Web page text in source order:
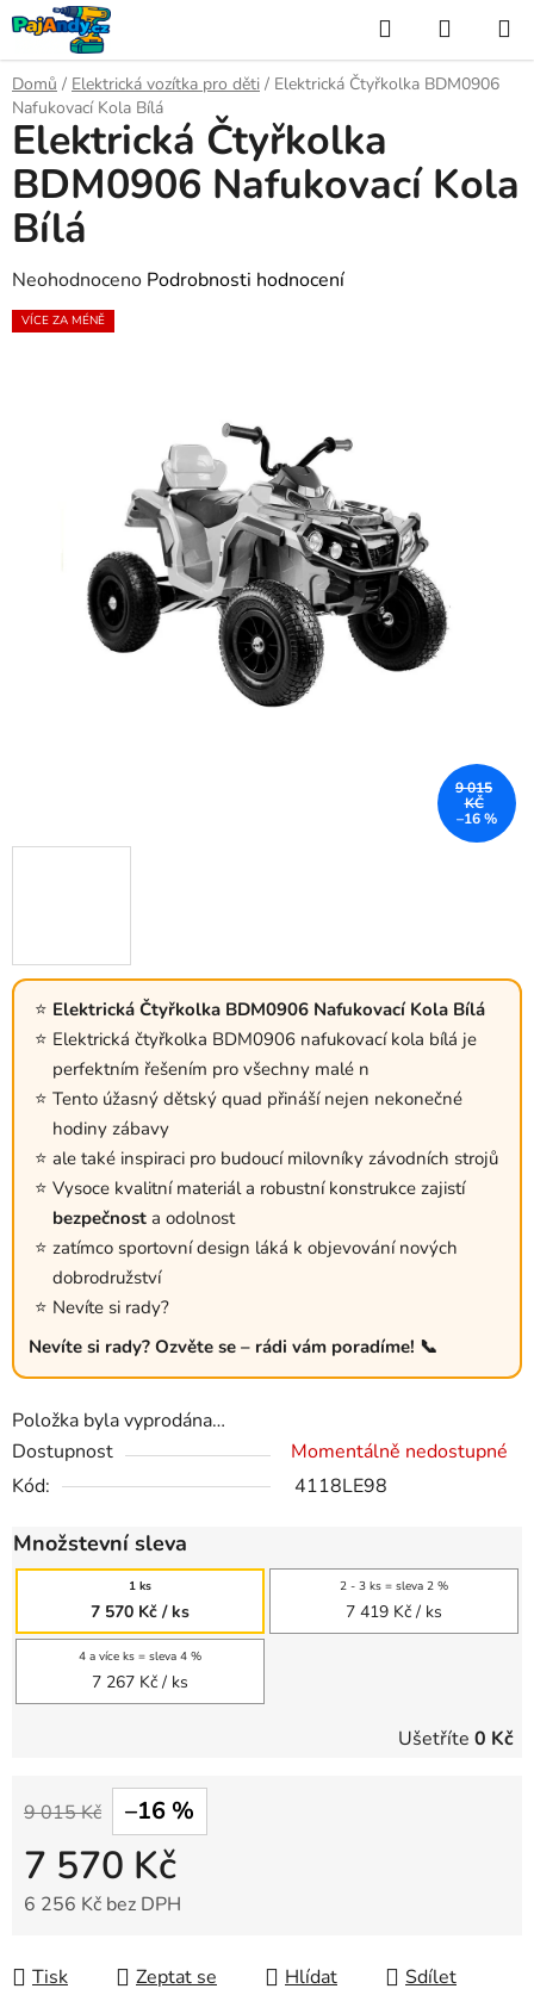
Přejít
na
obsah
Hledat
KOŠÍK
Domů / Elektrická vozítka pro děti / Elektrická Čtyřkolka BDM0906
Nafukovací Kola Bílá
Elektrická Čtyřkolka BDM0906 Nafukovací Kola Bílá
Elektrická čtyřkolka BDM0906 nafukovací kola bílá je
perfektním řešením pro všechny malé n
Tento úžasný dětský quad přináší nejen nekonečné
hodiny zábavy
ale také inspiraci pro budoucí milovníky závodních strojů
Vysoce kvalitní materiál a robustní konstrukce zajistí
bezpečnost a odolnost
zatímco sportovní design láká k objevování nových
dobrodružství
Nevíte si rady?
Nevíte si rady? Ozvěte se – rádi vám poradíme! 📞
Položka byla vyprodána…
Dostupnost
Momentálně nedostupné
Kód:
4118LE98
Množstevní sleva
1 ks
7 570 Kč / ks
2 - 3 ks = sleva 2 %
7 419 Kč / ks
4 a více ks = sleva 4 %
7 267 Kč / ks
Ušetříte 0 Kč
9 015 Kč –16 %
7 570 Kč
6 256 Kč bez DPH
Tisk
Zeptat se Hlídat Sdílet
Elektrická Čtyřkolka
BDM0906 Nafukovací Kola
Bílá
Průměrné
hodnocení
Neohodnoceno Podrobnosti hodnocení
VÍCE ZA MÉNĚ
9 015
KČ
–16 %